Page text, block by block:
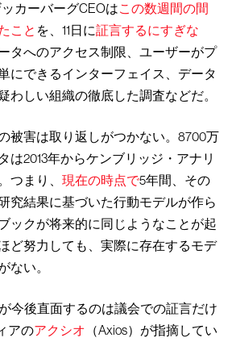
カーバーグCEOはこの数週間の間
こと を、11日に証言するにすぎな
タへのアクセス制限、ユーザーがプ
にできるインターフェイス、データ
わしい組織の徹底した調査などだ。
被害は取り返しがつかない。8700万
は2013年からケンブリッジ・アナリ
つまり、現在の時点で5年間、その
究結果に基づいた行動モデルが作ら
ックが将来的に同じようなことが起
ど努力しても、実際に存在するモデ
ない。
今後直面するのは議会での証言だけ
アのアクシオ （Axios）が指摘してい